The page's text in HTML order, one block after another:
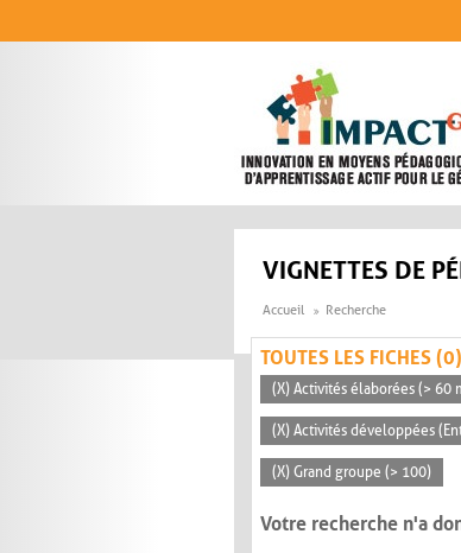
VIGNETTES DE
Accueil Recherche
TOUTES LES FICHES (0)
(X) Activités élaborées (> 60
(X) Activités développées
(X) Grand groupe (> 100)
Votre recherche n'a